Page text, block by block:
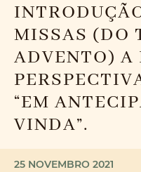
MISSAS (DO
ADVENTO) A
“EM
VINDA”.
25 NOVEMBRO 2021